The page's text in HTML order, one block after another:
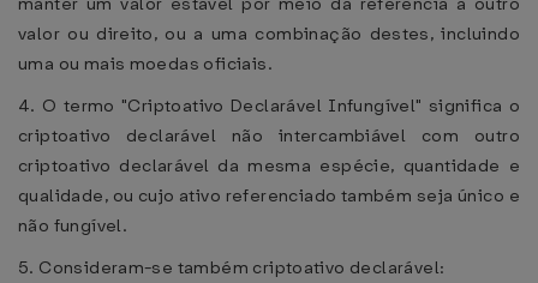
valor ou direito, ou a uma combinação destes, incluindo
uma ou mais moedas oficiais.
4. O termo "Criptoativo Declarável Infungível" significa o
criptoativo declarável não intercambiável com outro
criptoativo declarável da mesma espécie, quantidade e
qualidade, ou cujo ativo referenciado também seja único e
não fungível.
5. Consideram-se também criptoativo declarável: